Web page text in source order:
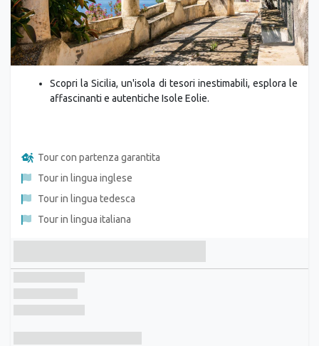
Scopri la Sicilia, un'isola di tesori inestimabili, esplora le
affascinanti e autentiche Isole Eolie.
Tour con partenza garantita
Tour in lingua inglese
Tour in lingua tedesca
Tour in lingua italiana